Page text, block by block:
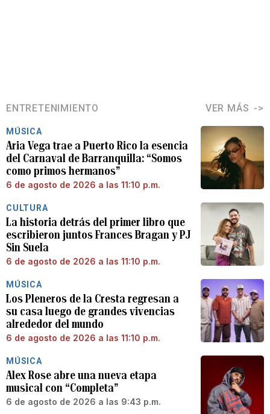
ENTRETENIMIENTO VER MÁS
MÚSICA
Aria Vega trae a Puerto Rico la esencia
del Carnaval de Barranquilla: “Somos
como primos hermanos”
6 de agosto de 2026 a las 11:10 p.m.
CULTURA
La historia detrás del primer libro que
escribieron juntos Frances Bragan y PJ
Sin Suela
6 de agosto de 2026 a las 11:10 p.m.
MÚSICA
Los Pleneros de la Cresta regresan a
su casa luego de grandes vivencias
alrededor del mundo
6 de agosto de 2026 a las 11:10 p.m.
MÚSICA
Alex Rose abre una nueva etapa
musical con “Completa”
6 de agosto de 2026 a las 9:43 p.m.